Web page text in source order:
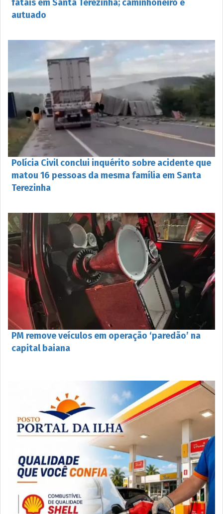
fatais em Santa Terezinha; caminhoneiro é
autuado
Polícia Civil conclui inquérito sobre acidente que
matou 16 pessoas da mesma família em Santa
Terezinha
PM remove veículos em operação ‘paredão’ na
capital baiana